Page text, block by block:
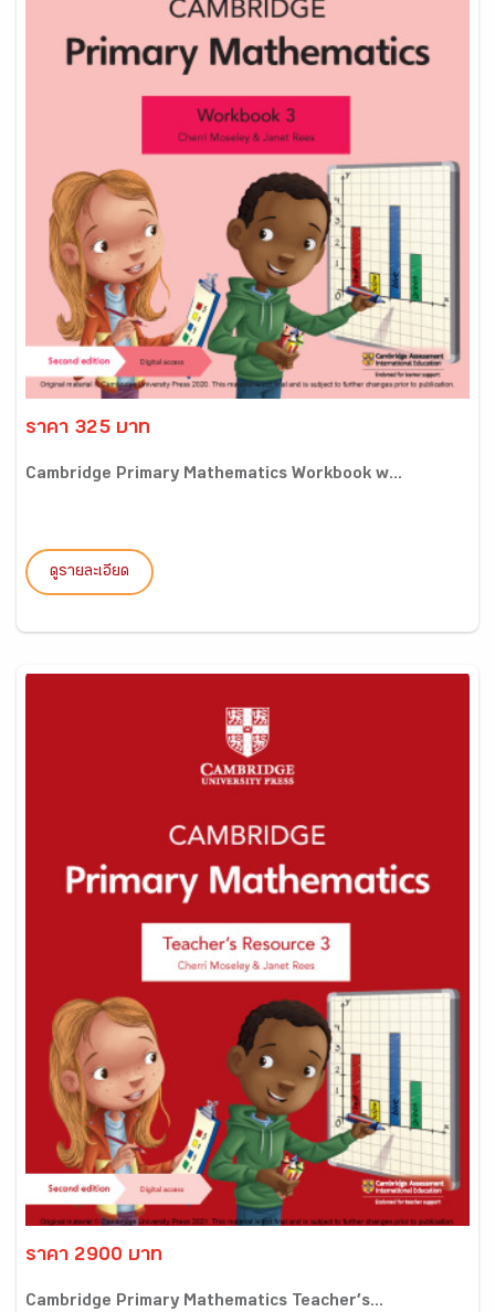
ราคา 325 บาท
Cambridge Primary Mathematics Workbook w...
ดูรายละเอียด
ราคา 2900 บาท
Cambridge Primary Mathematics Teacher’s...